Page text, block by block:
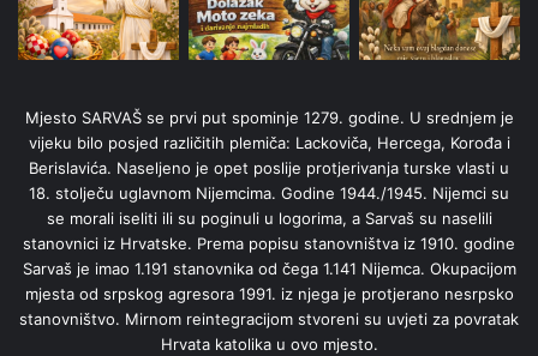
Mjesto SARVAŠ se prvi put spominje 1279. godine. U srednjem je
vijeku bilo posjed različitih plemiča: Lackoviča, Hercega, Korođa i
Berislavića. Naseljeno je opet poslije protjerivanja turske vlasti u
18. stolječu uglavnom Nijemcima. Godine 1944./1945. Nijemci su
se morali iseliti ili su poginuli u logorima, a Sarvaš su naselili
stanovnici iz Hrvatske. Prema popisu stanovništva iz 1910. godine
Sarvaš je imao 1.191 stanovnika od čega 1.141 Nijemca. Okupacijom
mjesta od srpskog agresora 1991. iz njega je protjerano nesrpsko
stanovništvo. Mirnom reintegracijom stvoreni su uvjeti za povratak
Hrvata katolika u ovo mjesto.